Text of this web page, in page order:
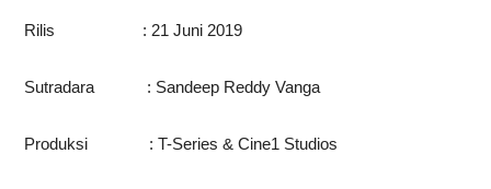
Rilis : 21 Juni 2019
Sutradara : Sandeep Reddy Vanga
Produksi : T-Series & Cine1 Studios